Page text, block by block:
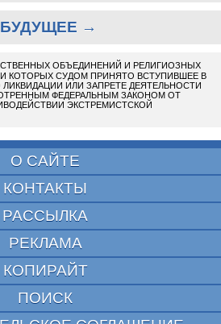
→
ОБЪЕДИНЕНИЙ И РЕЛИГИОЗНЫХ
КОТОРЫХ СУДОМ ПРИНЯТО ВСТУПИВШЕЕ В
ИЛИ ЗАПРЕТЕ ДЕЯТЕЛЬНОСТИ
ФЕДЕРАЛЬНЫМ ЗАКОНОМ ОТ
ЭКСТРЕМИСТСКОЙ
О САЙТЕ
КОНТАКТЫ
РАССЫЛКА
РЕКЛАМА
КОПИРАЙТ
ПОИСК